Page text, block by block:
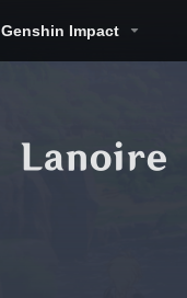
Genshin Impact
Lanoire